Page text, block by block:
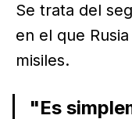
Se trata del
en el que
misiles.
"Es